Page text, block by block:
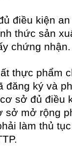
điều kiện
thức sản
chứng nhận.
thực phẩm
đăng ký và
sở đủ điều
sở mở rộng
làm thủ